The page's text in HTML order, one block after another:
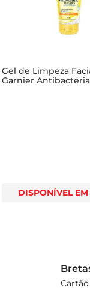
Gel de Limpeza
Garnier
DISPONÍVEL EM